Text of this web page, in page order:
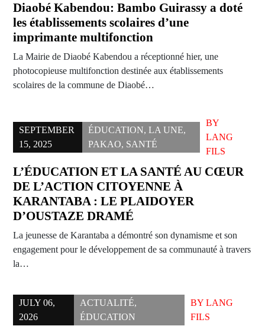
Diaobé Kabendou: Bambo Guirassy a doté
les établissements scolaires d’une
imprimante multifonction
La Mairie de Diaobé Kabendou a réceptionné hier, une
photocopieuse multifonction destinée aux établissements
scolaires de la commune de Diaobé…
SEPTEMBER
15, 2025
ÉDUCATION, LA UNE,
PAKAO, SANTÉ
BY
LANG
FILS
L’ÉDUCATION ET LA SANTÉ AU CŒUR
DE L’ACTION CITOYENNE À
KARANTABA : LE PLAIDOYER
D’OUSTAZE DRAMÉ
La jeunesse de Karantaba a démontré son dynamisme et son
engagement pour le développement de sa communauté à travers
la…
JULY 06,
2026
ACTUALITÉ,
ÉDUCATION
BYLANG
FILS